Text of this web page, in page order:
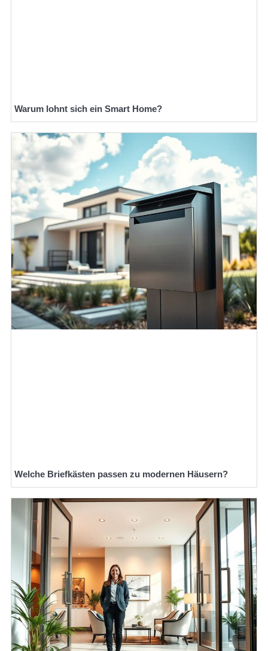
Warum lohnt sich ein Smart Home?
Welche Briefkästen passen zu modernen Häusern?